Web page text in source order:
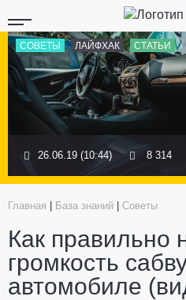
СОВЕТЫ ЛАЙФХАК СТАТЬИ
26.06.19 (10:44) 8 314
Главная База знаний Советы
Как правильно
громкость
автомобиле